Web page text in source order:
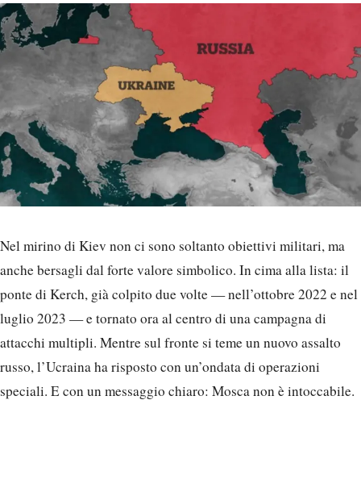
Nel mirino di Kiev non ci sono soltanto obiettivi militari, ma
anche bersagli dal forte valore simbolico. In cima alla lista: il
ponte di Kerch, già colpito due volte — nell’ottobre 2022 e nel
luglio 2023 — e tornato ora al centro di una campagna di
attacchi multipli. Mentre sul fronte si teme un nuovo assalto
russo, l’Ucraina ha risposto con un’ondata di operazioni
speciali. E con un messaggio chiaro: Mosca non è intoccabile.